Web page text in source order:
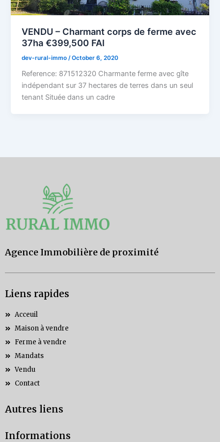
VENDU – Charmant corps de ferme avec
37ha €399,500 FAI
dev-rural-immo /October 6, 2020
Reference: 871512320 Charmante ferme avec gîte
indépendant sur 37 hectares de terres dans un seul
tenant Située dans un cadre
Agence Immobilière de proximité
Liens rapides
Acceuil
Maison à vendre
Ferme à vendre
Mandats
Vendu
Contact
Autres liens
Informations